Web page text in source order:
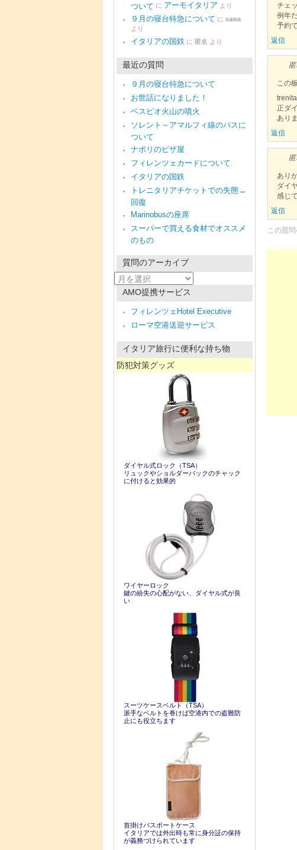
チェ
例年
予約
返信
この
正ダ
あり
返信
あり
ダイ
感じ
返信
この質
ついて に アーモイタリア より
９月の寝台特急について に sawa
より
イタリアの国鉄 に 匿名 より
最近の質問
９月の寝台特急について
お世話になりました！
ベスピオ火山の噴火
ソレント～アマルフィ線のバスに
ついて
ナポリのピザ屋
フィレンツェカードについて
イタリアの国鉄
トレニタリアチケットでの失態→
回復
Marinobusの座席
スーパーで買える食材でオススメ
のもの
質問のアーカイブ
質
問
AMO提携サービス
フィレンツェHotel Executive
ローマ空港送迎サービス
イタリア旅行に便利な持ち物
防犯対策グッズ
ダイヤル式ロック（TSA）
リュックやショルダーバックのチャック
に付けると効果的
ワイヤーロック
鍵の紛失の心配がない、ダイヤル式が良
い
スーツケースベルト（TSA）
派手なベルトを巻けば空港内での盗難防
止にも役立ちます
首掛けパスポートケース
イタリアでは外出時も常に身分証の保持
が義務づけられています